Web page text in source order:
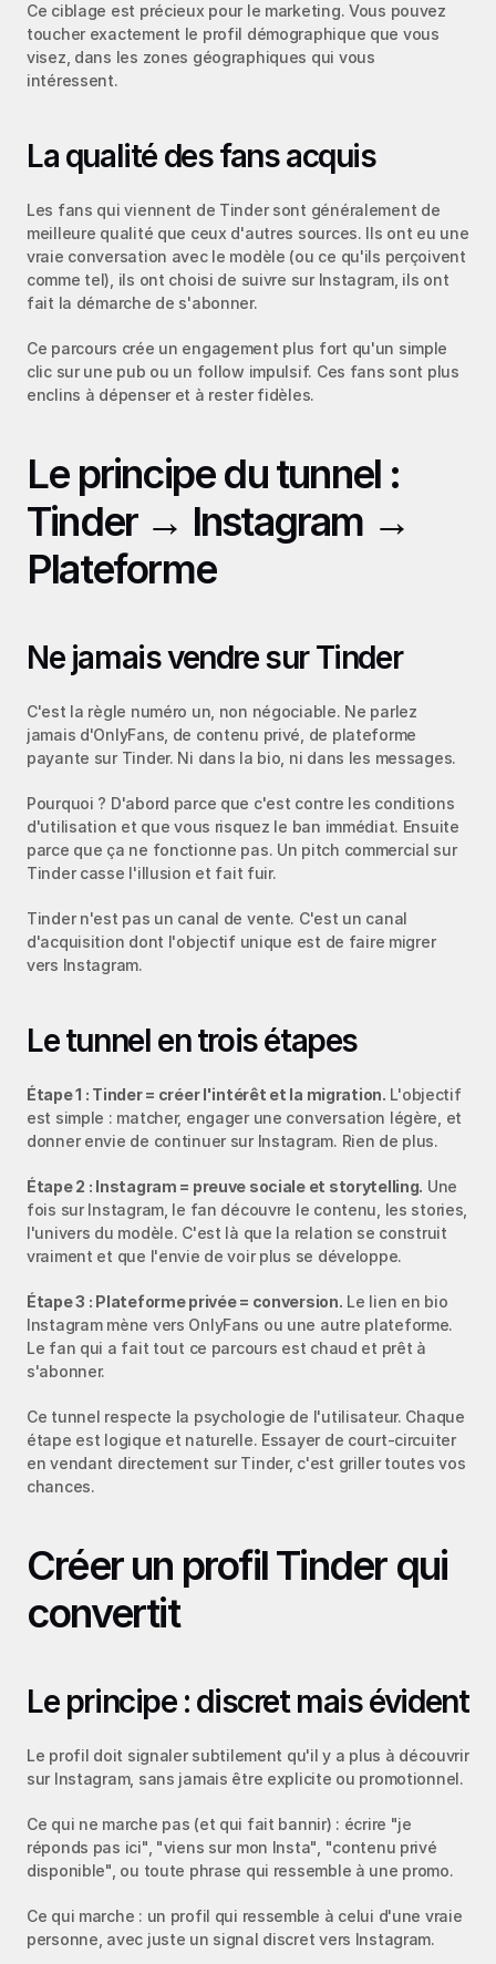
Ce ciblage est précieux pour le marketing. Vous pouvez
toucher exactement le profil démographique que vous
visez, dans les zones géographiques qui vous
intéressent.
La qualité des fans acquis
Les fans qui viennent de Tinder sont généralement de
meilleure qualité que ceux d'autres sources. Ils ont eu une
vraie conversation avec le modèle (ou ce qu'ils perçoivent
comme tel), ils ont choisi de suivre sur Instagram, ils ont
fait la démarche de s'abonner.
Ce parcours crée un engagement plus fort qu'un simple
clic sur une pub ou un follow impulsif. Ces fans sont plus
enclins à dépenser et à rester fidèles.
Le principe du tunnel :
Tinder → Instagram →
Plateforme
Ne jamais vendre sur Tinder
C'est la règle numéro un, non négociable. Ne parlez
jamais d'OnlyFans, de contenu privé, de plateforme
payante sur Tinder. Ni dans la bio, ni dans les messages.
Pourquoi ? D'abord parce que c'est contre les conditions
d'utilisation et que vous risquez le ban immédiat. Ensuite
parce que ça ne fonctionne pas. Un pitch commercial sur
Tinder casse l'illusion et fait fuir.
Tinder n'est pas un canal de vente. C'est un canal
d'acquisition dont l'objectif unique est de faire migrer
vers Instagram.
Le tunnel en trois étapes
Étape 1 : Tinder = créer l'intérêt et la migration. L'objectif
est simple : matcher, engager une conversation légère, et
donner envie de continuer sur Instagram. Rien de plus.
Étape 2 : Instagram = preuve sociale et storytelling. Une
fois sur Instagram, le fan découvre le contenu, les stories,
l'univers du modèle. C'est là que la relation se construit
vraiment et que l'envie de voir plus se développe.
Étape 3 : Plateforme privée = conversion. Le lien en bio
Instagram mène vers OnlyFans ou une autre plateforme.
Le fan qui a fait tout ce parcours est chaud et prêt à
s'abonner.
Ce tunnel respecte la psychologie de l'utilisateur. Chaque
étape est logique et naturelle. Essayer de court-circuiter
en vendant directement sur Tinder, c'est griller toutes vos
chances.
Créer un profil Tinder qui
convertit
Le principe : discret mais évident
Le profil doit signaler subtilement qu'il y a plus à découvrir
sur Instagram, sans jamais être explicite ou promotionnel.
Ce qui ne marche pas (et qui fait bannir) : écrire "je
réponds pas ici", "viens sur mon Insta", "contenu privé
disponible", ou toute phrase qui ressemble à une promo.
Ce qui marche : un profil qui ressemble à celui d'une vraie
personne, avec juste un signal discret vers Instagram.